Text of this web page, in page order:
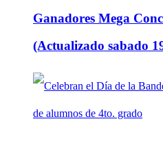
Ganadores Mega
(Actualizado sabado